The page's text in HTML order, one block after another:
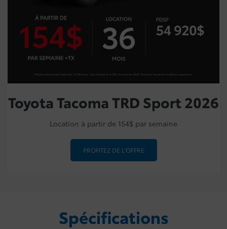
Toyota Tacoma TRD Sport 2026
Location à partir de 154$ par semaine
PROFITEZ DE L'OFFRE
Spécifications